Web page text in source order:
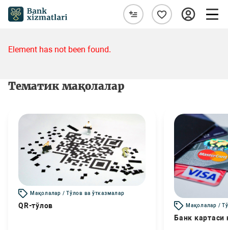
Element has not been found.
Тематик мақолалар
Мақолалар / Тўлов ва ўтказмалар
QR-тўлов Мақолалар /
Банк картаси